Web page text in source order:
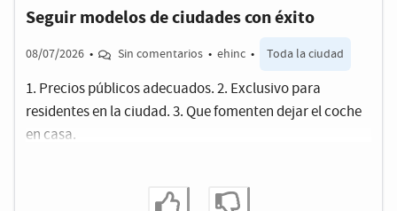
Seguir modelos de ciudades con éxito
08/07/2026 • Sin comentarios • ehinc • Toda la ciudad
1. Precios públicos adecuados. 2. Exclusivo para
residentes en la ciudad. 3. Que fomenten dejar el coche
en casa.